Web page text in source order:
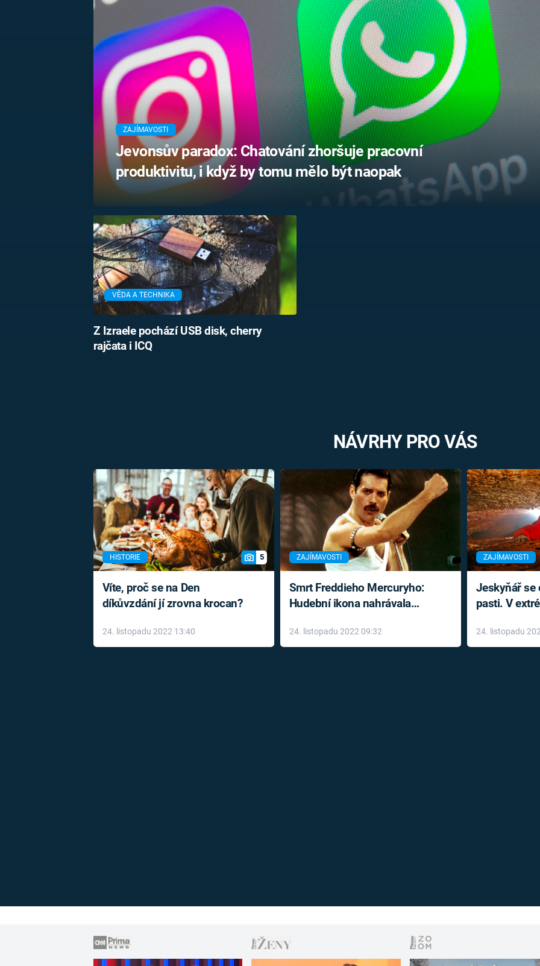
MARIE TEREZIE
NAPOLEON
BONAPARTE
BRITSKÁ
KRÁLOVSKÁ
RODINA
UFO A
MIMOZEMŠŤANÉ
UTAJENÉ PŘÍBĚHY
ČESKÝCH DĚJIN
ALTERNATIVNÍ
HISTORIE
FILMY
REALITA
HORORY
REALITA
OPTICKÉ
KLAMY
ZAJÍMAVOSTI
Jevonsův paradox: Chatování zhoršuje pracovní
produktivitu, i když by tomu mělo být naopak
VĚDA A TECHNIKA
Z Izraele pochází USB disk, cherry
rajčata i ICQ
NÁVRHY PRO VÁS
HISTORIE 5
Víte, proč se na Den
díkůvzdání jí zrovna krocan?
24. listopadu 2022 13:40
ZAJÍMAVOSTI
Smrt Freddieho Mercuryho:
Hudební ikona nahrávala
léky
24. listopadu 2022 09:32
ZAJÍMAVOSTI
Jeskyňář se
pasti. V
24. listopadu